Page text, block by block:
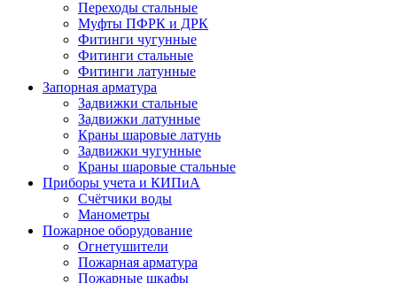
Переходы стальные
Муфты ПФРК и ДРК
Фитинги чугунные
Фитинги стальные
Фитинги латунные
Запорная арматура
Задвижки стальные
Задвижки латунные
Краны шаровые латунь
Задвижки чугунные
Краны шаровые стальные
Приборы учета и КИПиА
Счётчики воды
Манометры
Пожарное оборудование
Огнетушители
Пожарная арматура
Пожарные шкафы